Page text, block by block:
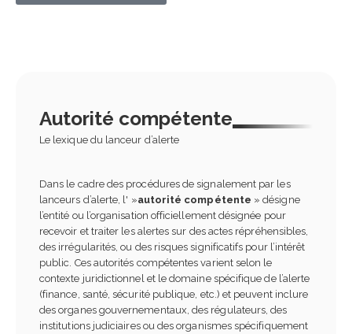
Autorité compétente
Le lexique du lanceur d’alerte
Dans le cadre des procédures de signalement par les
lanceurs d’alerte, l' »autorité compétente » désigne
l’entité ou l’organisation officiellement désignée pour
recevoir et traiter les alertes sur des actes répréhensibles,
des irrégularités, ou des risques significatifs pour l’intérêt
public. Ces autorités compétentes varient selon le
contexte juridictionnel et le domaine spécifique de l’alerte
(finance, santé, sécurité publique, etc.) et peuvent inclure
des organes gouvernementaux, des régulateurs, des
institutions judiciaires ou des organismes spécifiquement